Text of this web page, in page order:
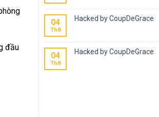
04
Th8
Hacked by CoupDeGrace
04
Th8
Hacked by CoupDeGrace
đầu